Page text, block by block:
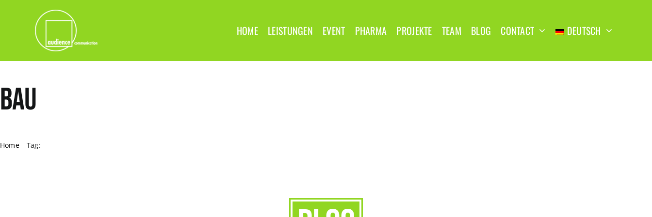
HOME LEISTUNGEN EVENT PHARMA PROJEKTE TEAM BLOG CONTACT DEUTSCH
BAU
Home Tag: